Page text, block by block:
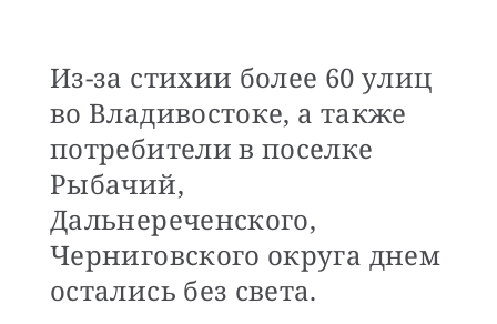
Из-за стихии более 60 улиц
во Владивостоке, а также
потребители в поселке
Рыбачий,
Дальнереченского,
Черниговского округа днем
остались без света.